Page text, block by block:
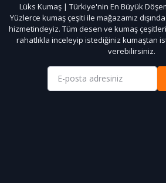
Lüks Kumaş | Türkiye'nin En Büyük
Yüzlerce kumaş çeşiti ile mağazamız
hizmetindeyiz. Tüm desen ve kumaş
rahatlıkla inceleyip istediğiniz kumaştan
verebilirsiniz.